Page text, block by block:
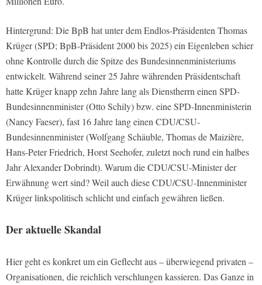
Hintergrund: Die BpB hat unter dem Endlos-Präsidenten Thomas
Krüger (SPD; BpB-Präsident 2000 bis 2025) ein Eigenleben schier
ohne Kontrolle durch die Spitze des Bundesinnenministeriums
entwickelt. Während seiner 25 Jahre währenden Präsidentschaft
hatte Krüger knapp zehn Jahre lang als Dienstherrn einen SPD-
Bundesinnenminister (Otto Schily) bzw. eine SPD-Innenministerin
(Nancy Faeser), fast 16 Jahre lang einen CDU/CSU-
Bundesinnenminister (Wolfgang Schäuble, Thomas de Maizière,
Hans-Peter Friedrich, Horst Seehofer, zuletzt noch rund ein halbes
Jahr Alexander Dobrindt). Warum die CDU/CSU-Minister der
Erwähnung wert sind? Weil auch diese CDU/CSU-Innenminister
Krüger linkspolitisch schlicht und einfach gewähren ließen.
Der aktuelle Skandal
Hier geht es konkret um ein Geflecht aus – überwiegend privaten –
Organisationen, die reichlich verschlungen kassieren. Das Ganze in